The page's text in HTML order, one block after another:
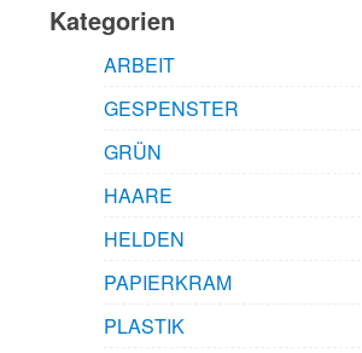
Kategorien
ARBEIT
GESPENSTER
GRÜN
HAARE
HELDEN
PAPIERKRAM
PLASTIK